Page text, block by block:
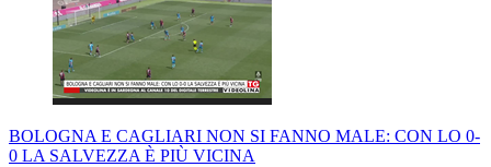
BOLOGNA E CAGLIARI NON SI FANNO MALE: CON LO 0-
0 LA SALVEZZA È PIÙ VICINA